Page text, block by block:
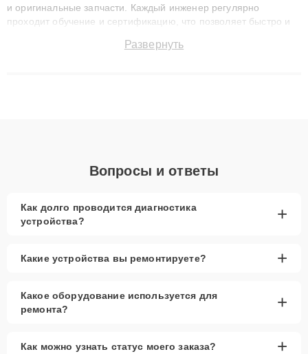
и оригинальные запчасти. Каждый инженер регулярно
проходит обучение и сертификацию, что позволяет быстро и
сохранением гарантии до 3 лет. Наши мастера решают
Развернуть
Вопросы и ответы
Как долго проводится диагностика
устройства?
+
Какие устройства вы ремонтируете? +
Какое оборудование используется для
ремонта?
+
Как можно узнать статус моего заказа? +